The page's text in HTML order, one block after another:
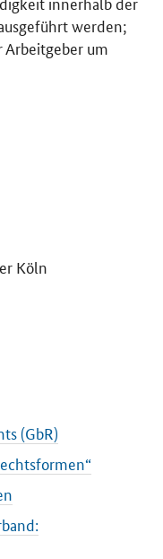
werden;
um
Köln
(GbR)